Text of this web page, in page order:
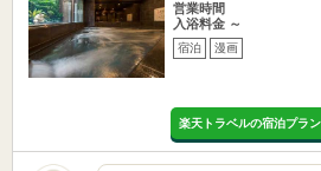
営業時間
入浴料金 ～
宿泊 漫画
楽天トラベルの宿泊プラ